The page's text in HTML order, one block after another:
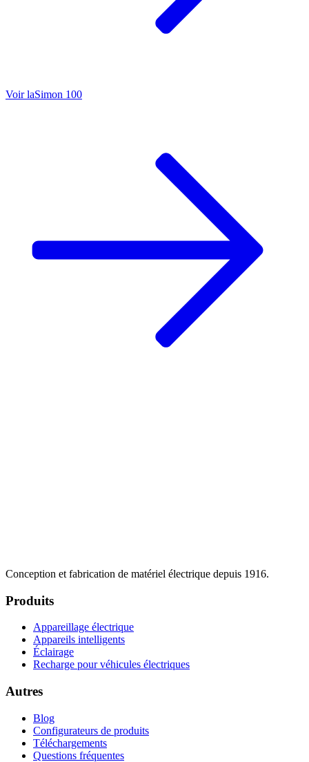
Voir laSimon 100
Conception et fabrication de matériel électrique depuis 1916.
Produits
Appareillage électrique
Appareils intelligents
Éclairage
Recharge pour véhicules électriques
Autres
Blog
Configurateurs de produits
Téléchargements
Questions fréquentes